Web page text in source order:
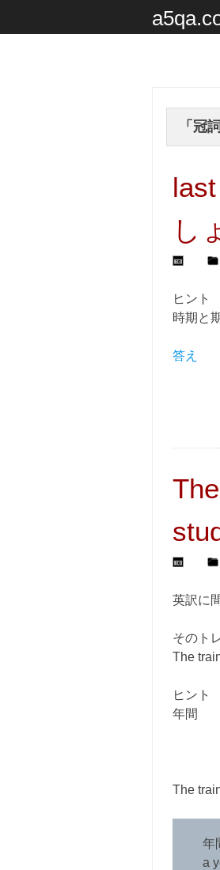
「 冠詞
し
ヒント
時期と
答え
英訳に
そのト
The
ヒント
年間
The
年
a